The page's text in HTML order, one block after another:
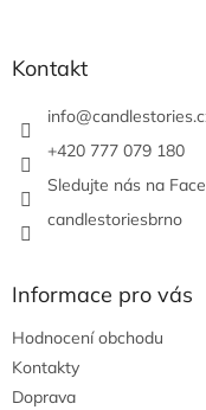
Kontakt
info@
+420 777 079 180
Sledujte nás na
candlestoriesbrno
Informace pro vás
Hodnocení obchodu
Kontakty
Doprava